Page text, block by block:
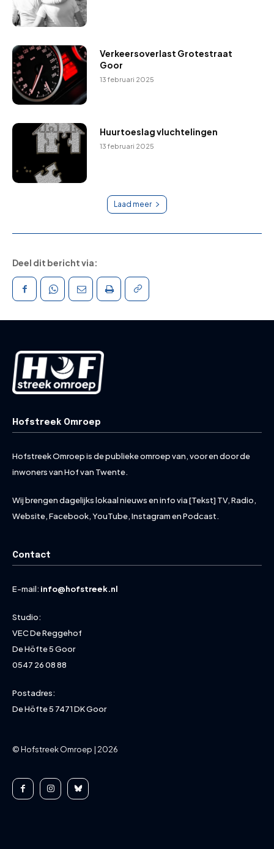
Verkeersoverlast Grotestraat
Goor
13 februari 2025
Huurtoeslag vluchtelingen
13 februari 2025
Laad meer
Deel dit bericht via:
Hofstreek Omroep
Hofstreek Omroep is de publieke omroep van, voor en door de
inwoners van Hof van Twente.
Wij brengen dagelijks lokaal nieuws en info via [Tekst] TV, Radio,
Website, Facebook, YouTube, Instagram en Podcast.
Contact
E-mail: info@hofstreek.nl
Studio:
VEC De Reggehof
De Höfte 5 Goor
0547 26 08 88
Postadres:
De Höfte 5 7471 DK Goor
© Hofstreek Omroep | 2026